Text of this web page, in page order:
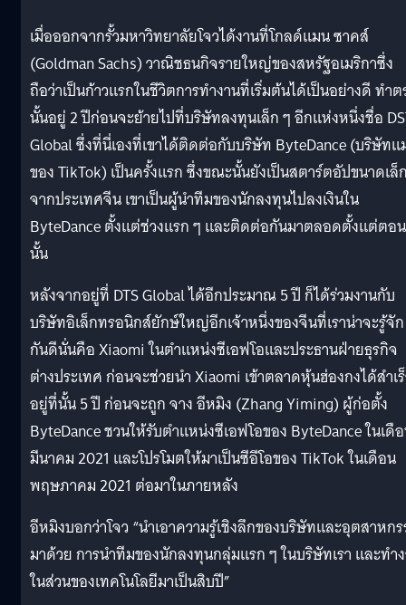
เมื่อออกจากรั้วมหาวิทยาลัยโจวได้งานที่โกลด์แมน ซาคส์
(Goldman Sachs) วาณิชธนกิจรายใหญ่ของสหรัฐอเมริกาซึ่ง
ถือว่าเป็นก้าวแรกในชีวิตการทำงานที่เริ่มต้นได้เป็นอย่างดี ทำต
นั้นอยู่ 2 ปีก่อนจะย้ายไปที่บริษัทลงทุนเล็ก ๆ อีกแห่งหนึ่งชื่อ
Global ซึ่งที่นี่เองที่เขาได้ติดต่อกับบริษัท ByteDance (บริษัทแ
ของ TikTok) เป็นครั้งแรก ซึ่งขณะนั้นยังเป็นสตาร์ตอัปขนาดเล็
จากประเทศจีน เขาเป็นผู้นำทีมของนักลงทุนไปลงเงินใน
ByteDance ตั้งแต่ช่วงแรก ๆ และติดต่อกันมาตลอดตั้งแต่ตอน
นั้น
หลังจากอยู่ที่ DTS Global ได้อีกประมาณ 5 ปี ก็ได้ร่วมงานกับ
บริษัทอิเล็กทรอนิกส์ยักษ์ใหญ่อีกเจ้าหนึ่งของจีนที่เราน่าจะรู้จัก
กันดีนั่นคือ Xiaomi ในตำแหน่งซีเอฟโอและประธานฝ่ายธุรกิจ
ต่างประเทศ ก่อนจะช่วยนำ Xiaomi เข้าตลาดหุ้นฮ่องกงได้สำเ
อยู่ที่นั้น 5 ปี ก่อนจะถูก จาง อีหมิง (Zhang Yiming) ผู้ก่อตั้ง
ByteDance ชวนให้รับตำแหน่งซีเอฟโอของ ByteDance ในเดื
มีนาคม 2021 และโปรโมตให้มาเป็นซีอีโอของ TikTok ในเดือน
พฤษภาคม 2021 ต่อมาในภายหลัง
อีหมิงบอกว่าโจว “นำเอาความรู้เชิงลึกของบริษัทและอุตสาหก
มาด้วย การนำทีมของนักลงทุนกลุ่มแรก ๆ ในบริษัทเรา และทำ
ในส่วนของเทคโนโลยีมาเป็นสิบปี”